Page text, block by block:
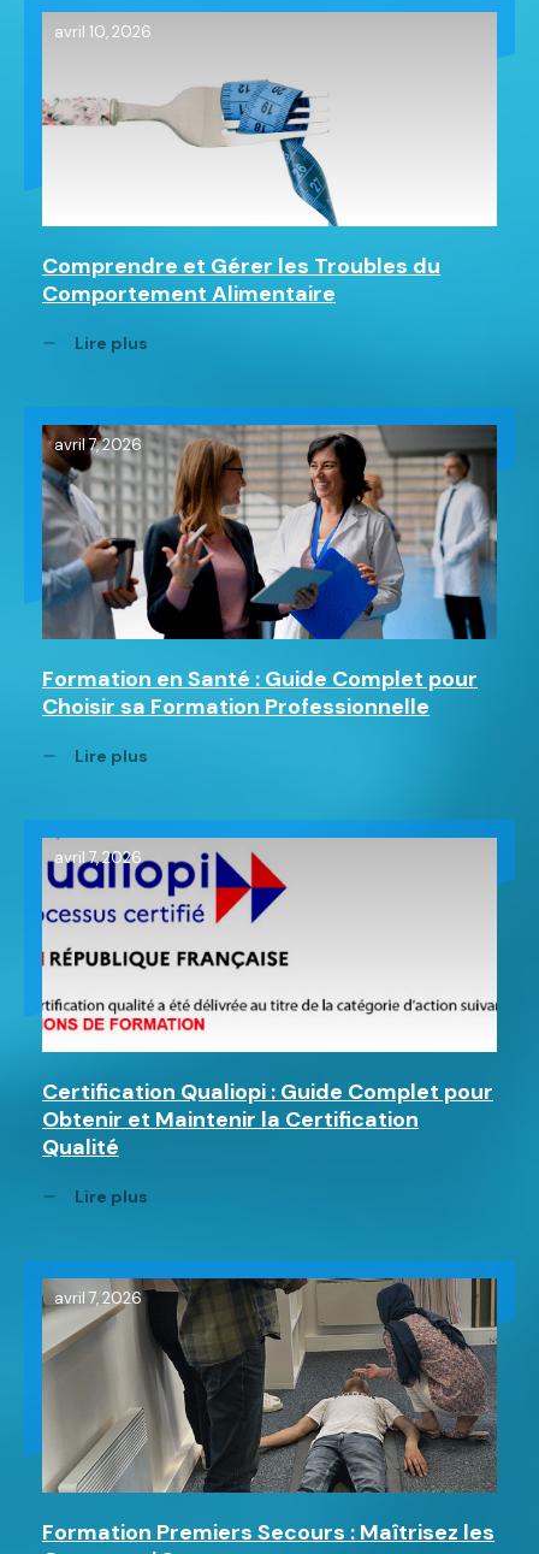
avril 10, 2026
Comprendre et Gérer les Troubles du
Comportement Alimentaire
Lire plus
avril 7, 2026
Formation en Santé : Guide Complet pour
Choisir sa Formation Professionnelle
Lire plus
avril 7, 2026
Certification Qualiopi : Guide Complet pour
Obtenir et Maintenir la Certification
Qualité
Lire plus
avril 7, 2026
Formation Premiers Secours : Maîtrisez les